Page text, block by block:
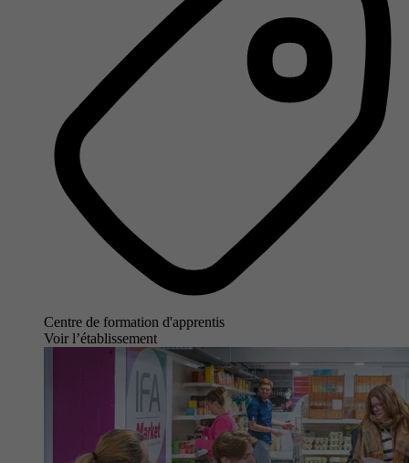
Centre de formation d'apprentis
Voir l’établissement